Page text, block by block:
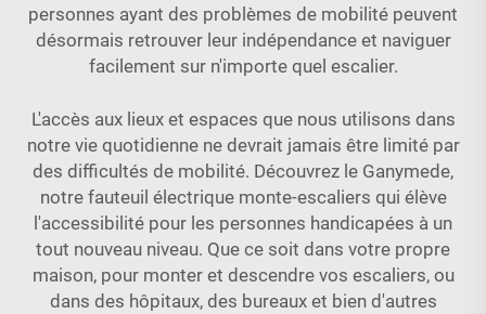
personnes ayant des problèmes de mobilité peuvent
désormais retrouver leur indépendance et naviguer
facilement sur n'importe quel escalier.
L'accès aux lieux et espaces que nous utilisons dans
notre vie quotidienne ne devrait jamais être limité par
des difficultés de mobilité. Découvrez le Ganymede,
notre fauteuil électrique monte-escaliers qui élève
l'accessibilité pour les personnes handicapées à un
tout nouveau niveau. Que ce soit dans votre propre
maison, pour monter et descendre vos escaliers, ou
dans des hôpitaux, des bureaux et bien d'autres